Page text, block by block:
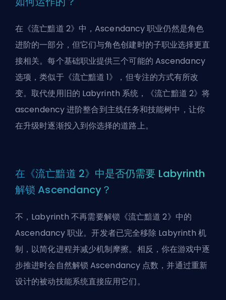
在《流亡黯道 2》中，Ascendancy 职业仍然是角色
进阶的一部分，但它们与角色创建时的子职业选择更直
接相关。每个基础职业提供三个可能的 Ascendancy
选项，类似于《流亡黯道 1》，但专注的方式有所改
变。取代使用旧的 Labyrinth 系统，《流亡黯道 2》将
ascendency 进阶整合到主线任务和技能树中，让你
在升级时逐渐投入到你选择的道路上。
在《流亡黯道 2》中是否仍需要 Labyrinth
解锁 Ascendancy？
不，Labyrinth 不再需要解锁《流亡黯道 2》中的
Ascendancy 职业。开发者已完全移除 Labyrinth 机
制，以简化进程并减少机制摩擦。相反，你在游戏中逐
步推进时会自然解锁 Ascendancy 点数，并通过重新
设计的被动技能系统直接应用它们。